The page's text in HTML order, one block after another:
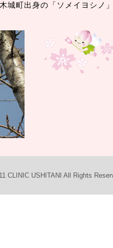
町出身の「ソメイヨシノ
CLINIC USHITANI All Rights